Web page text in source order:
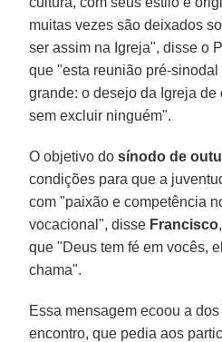
muitas vezes são deixados
ser assim na Igreja", disse o
que "esta reunião pré-
grande: o desejo da Igreja de
sem excluir ninguém".
O objetivo dosínodo de
condições para que a
com "paixão e competência
vocacional", disse Francisco
que "Deus tem fé em vocês,
chama".
Essa mensagem ecoou a dos
encontro, que pedia aos